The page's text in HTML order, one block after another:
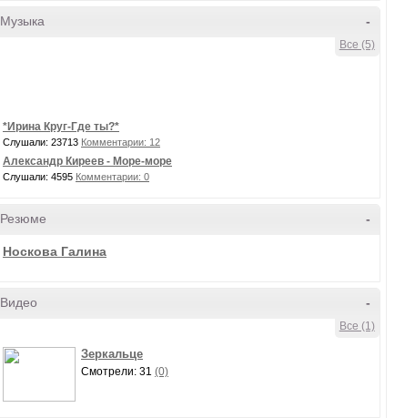
-
Музыка
Все (5)
*Ирина Круг-Где ты?*
Слушали: 23713 Комментарии: 12
Александр Киреев - Море-море
Слушали: 4595 Комментарии: 0
-
Резюме
Носкова Галина
-
Видео
Все (1)
Зеркальце
Смотрели: 31 (0)